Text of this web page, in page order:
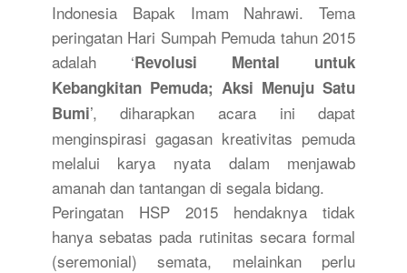
Indonesia Bapak Imam Nahrawi. Tema
peringatan Hari Sumpah Pemuda tahun 2015
adalah ‘Revolusi Mental untuk
Kebangkitan Pemuda; Aksi Menuju Satu
Bumi’, diharapkan acara ini dapat
menginspirasi gagasan kreativitas pemuda
melalui karya nyata dalam menjawab
amanah dan tantangan di segala bidang.
Peringatan HSP 2015 hendaknya tidak
hanya sebatas pada rutinitas secara formal
(seremonial) semata, melainkan perlu